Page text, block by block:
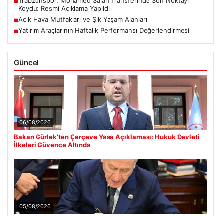
■
Koydu: Resmi Açıklama Yapıldı
■Açık Hava Mutfakları ve Şık Yaşam Alanları
■Yatırım Araçlarının Haftalık Performansı Değerlendirmesi
Güncel
06/08/2026
Bakan Gürlek’ten Çerçeve Yasa Açıklaması: Hukuk Devleti
İlkeleri Güvence Altında
05/08/2026